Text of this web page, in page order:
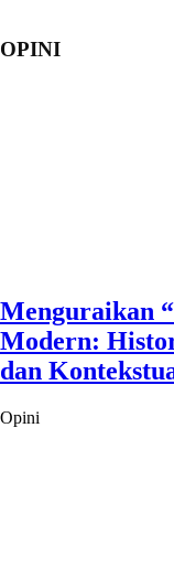
OPINI
Menguraikan
Modern:
dan
Opini